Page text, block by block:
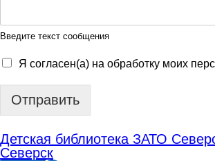
Введите текст сообщения
Я согласен(а) на обработку моих
Отправить
Детская библиотека ЗАТО
Северск